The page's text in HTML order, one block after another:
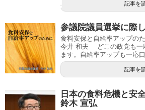
記事を
参議院議員選挙に際
食料安保と自給率アップの
今井 和夫 どこの政党も一
ます。自給率アップも一応
記事を
日本の食料危機と
鈴木 宣弘